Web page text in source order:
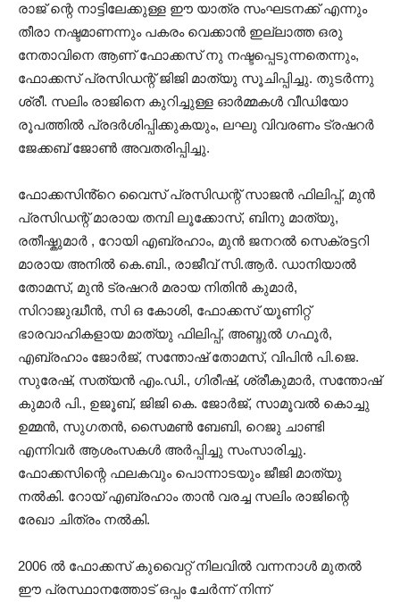
രാജ് ന്റെ നാട്ടിലേക്കുള്ള ഈ യാത്ര സംഘടനക്ക് എന്നും
തീരാ നഷ്ടമാണന്നും പകരം വെക്കാൻ ഇല്ലാത്ത ഒരു
നേതാവിനെ ആണ് ഫോക്കസ് നു നഷ്ടപ്പെടുന്നതെന്നും,
ഫോക്കസ് പ്രസിഡന്റ്‌ ജിജി മാത്യു സൂചിപ്പിച്ചു. തുടർന്നു
ശ്രീ. സലിം രാജിനെ കുറിച്ചുള്ള ഓർമ്മകൾ വീഡിയോ
രൂപത്തിൽ പ്രദർശിപ്പിക്കുകയും, ലഘു വിവരണം ട്രഷറർ
ജേക്കബ് ജോൺ അവതരിപ്പിച്ചു.
ഫോക്കസിൻ്റെ വൈസ് പ്രസിഡന്റ്‌ സാജൻ ഫിലിപ്പ്, മുൻ
പ്രസിഡന്റ്‌ മാരായ തമ്പി ലൂക്കോസ്, ബിനു മാത്യു,
രതീഷ്കുമാർ , റോയി എബ്രഹാം, മുൻ ജനറൽ സെക്രട്ടറി
മാരായ അനിൽ കെ.ബി., രാജീവ്‌ സി.ആർ. ഡാനിയാൽ
തോമസ്, മുൻ ട്രഷറർ മരായ നിതിൻ കുമാർ,
സിറാജുദ്ധീൻ, സി ഒ കോശി, ഫോക്കസ് യൂണിറ്റ്
ഭാരവാഹികളായ മാത്യു ഫിലിപ്പ്, അബ്ദുൽ ഗഫൂർ,
എബ്രഹാം ജോർജ്, സന്തോഷ്‌ തോമസ്, വിപിൻ പി.ജെ.
സുരേഷ്, സത്യൻ എം.ഡി., ഗിരീഷ്, ശ്രീകുമാർ, സന്തോഷ്‌
കുമാർ പി., ഉജൂബ്, ജിജി കെ. ജോർജ്, സാമൂവൽ കൊച്ചു
ഉമ്മൻ, സുഗതൻ, സൈമൺ ബേബി, റെജു ചാണ്ടി
എന്നിവർ ആശംസകൾ അർപ്പിച്ചു സംസാരിച്ചു.
ഫോക്കസിന്റെ ഫലകവും പൊന്നാടയും ജീജി മാത്യു
നൽകി. റോയ് എബ്രഹാം താൻ വരച്ച സലിം രാജിന്റെ
രേഖാ ചിത്രം നൽകി.
2006 ൽ ഫോക്കസ് കുവൈറ്റ് നിലവിൽ വന്നനാൾ മുതൽ
ഈ പ്രസ്ഥാനത്തോട് ഒപ്പം ചേർന്ന് നിന്ന്